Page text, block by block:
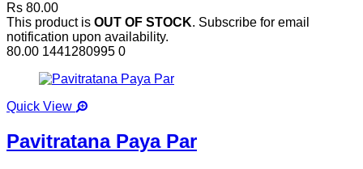
Rs 80.00
This product is OUT OF STOCK. Subscribe for email
notification upon availability.
80.00 1441280995 0
Quick View
Pavitratana Paya Par